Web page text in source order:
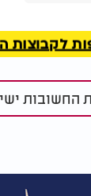
ענבה:
החשובות